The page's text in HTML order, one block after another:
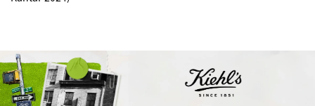
Brand story banner